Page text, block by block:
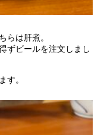
らは肝煮。
ずビールを注文しまし
す。